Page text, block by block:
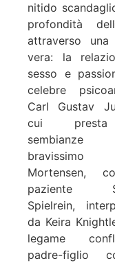
nitido
profondità
attraverso una
vera: la
sesso e
celebre
Carl Gustav
cui
bravissimo
Mortensen,
paziente
Spielrein,
da Keira
legame
padre-figlio